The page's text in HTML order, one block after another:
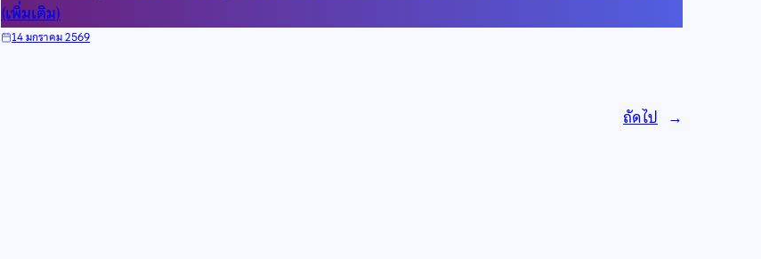
(เพิ่มเติม)
14 มกราคม 2569
ถัดไป →